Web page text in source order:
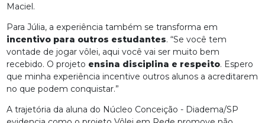
Maciel.
Para Júlia, a experiência também se transforma em
incentivo para outros estudantes. “Se você tem
vontade de jogar vôlei, aqui você vai ser muito bem
recebido. O projeto ensina disciplina e respeito. Espero
que minha experiência incentive outros alunos a acreditarem
no que podem conquistar.”
A trajetória da aluna do Núcleo Conceição - Diadema/SP